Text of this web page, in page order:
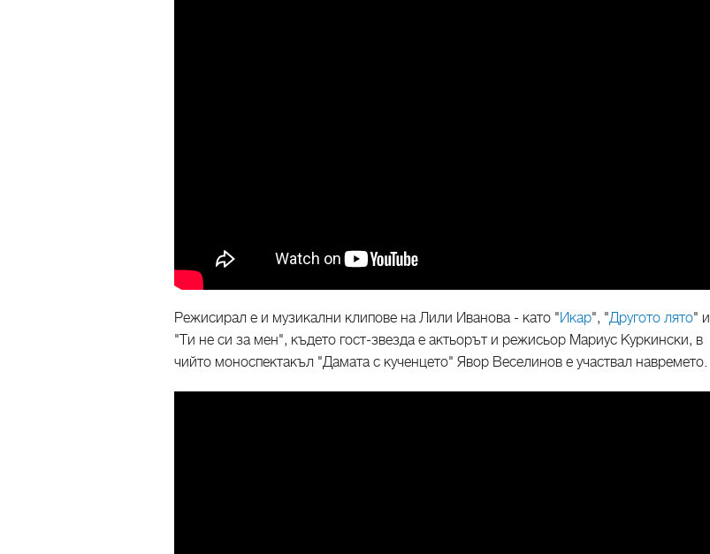
Режисирал е и музикални клипове на Лили Иванова - като "Икар", "Другото лято" и
"Ти не си за мен", където гост-звезда е актьорът и режисьор Мариус Куркински, в
чийто моноспектакъл "Дамата с кученцето" Явор Веселинов е участвал навремето.